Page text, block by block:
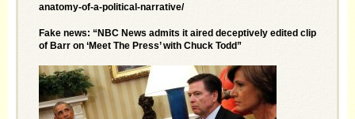
anatomy-of-a-political-narrative/
Fake news: “NBC News admits it aired deceptively edited clip
of Barr on ‘Meet The Press’ with Chuck Todd”